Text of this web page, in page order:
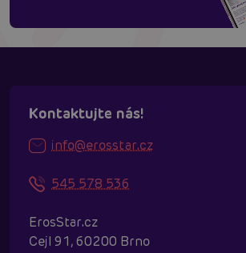
Kontaktujte nás!
info@erosstar.cz
545 578 536
ErosStar.cz
Cejl 91, 60200 Brno